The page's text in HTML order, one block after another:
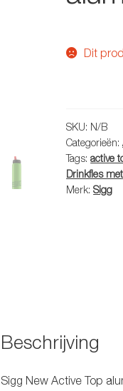
Dit
SKU: N/B
Categorieën:
Tags:active
Drinkfles
Merk:Sigg
Beschrijving
Sigg New Active Top